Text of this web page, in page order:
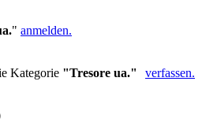
" anmelden.
Kategorie "Tresore ua." verfassen.